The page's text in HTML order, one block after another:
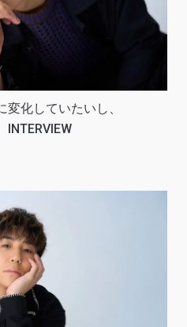
化していたいし、
INTERVIEW